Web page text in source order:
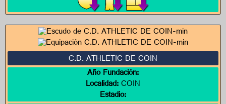
C.D. ATHLETIC DE COIN
Año Fundación:
Localidad:COIN
Estadio: